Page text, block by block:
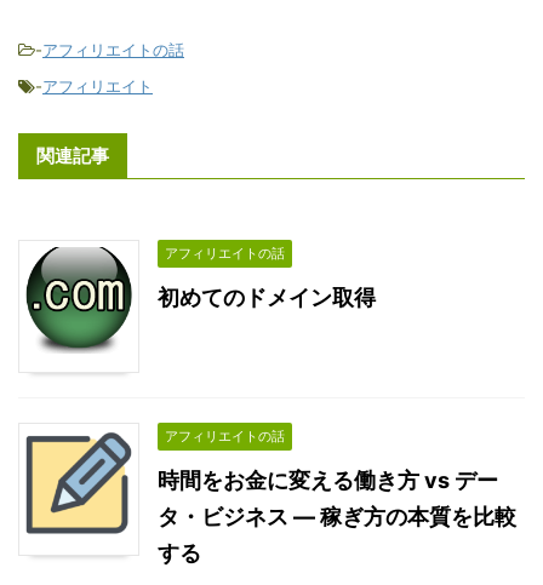
-アフィリエイトの話
-アフィリエイト
関連記事
アフィリエイトの話
初めてのドメイン取得
アフィリエイトの話
時間をお金に変える働き方 vs デー
タ・ビジネス ― 稼ぎ方の本質を比較
する